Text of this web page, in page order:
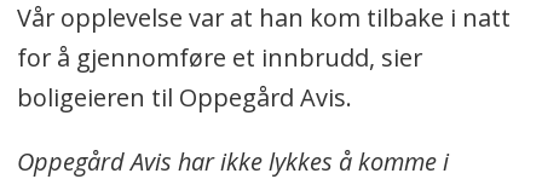
Vår opplevelse var at han kom tilbake i natt
for å gjennomføre et innbrudd, sier
boligeieren til Oppegård Avis.
Oppegård Avis har ikke lykkes å komme i